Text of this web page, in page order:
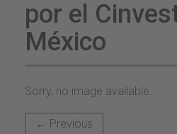
por el
México
Sorry, no image available.
← Previous